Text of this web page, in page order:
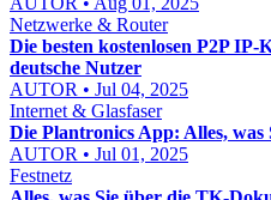
Netzwerke & Router
Die besten kostenlosen P2P
deutsche Nutzer
AUTOR • Jul 04, 2025
Internet & Glasfaser
Die Plantronics App: Alles, was
AUTOR • Jul 01, 2025
Festnetz